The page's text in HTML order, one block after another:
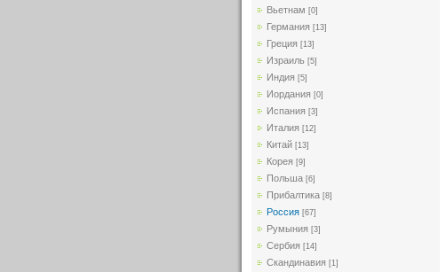
Вьетнам [0]
Германия [13]
Греция [13]
Израиль [5]
Индия [5]
Иордания [0]
Испания [3]
Италия [12]
Китай [13]
Корея [9]
Польша [6]
Прибалтика [8]
Россия [67]
Румыния [3]
Сербия [14]
Скандинавия [1]